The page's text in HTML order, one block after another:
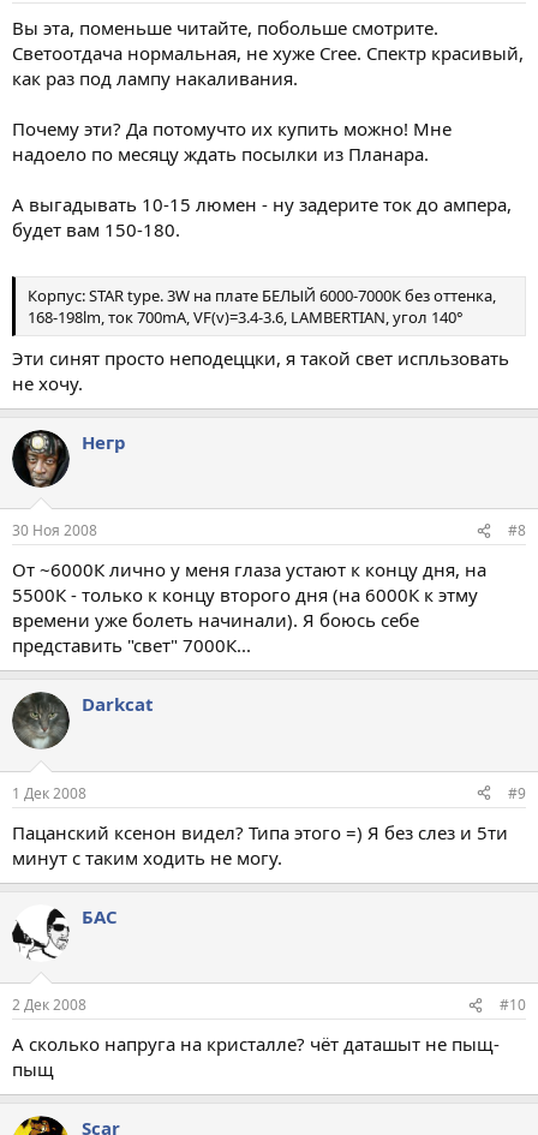
Вы эта, поменьше читайте, побольше смотрите.
Светоотдача нормальная, не хуже Cree. Спектр красивый,
как раз под лампу накаливания.
Почему эти? Да потомучто их купить можно! Мне
надоело по месяцу ждать посылки из Планара.
А выгадывать 10-15 люмен - ну задерите ток до ампера,
будет вам 150-180.
Корпус: STAR type. 3W на плате БЕЛЫЙ 6000-7000К без оттенка,
168-198lm, ток 700mA, VF(v)=3.4-3.6, LAMBERTIAN, угол 140°
Эти синят просто неподеццки, я такой свет испльзовать
не хочу.
Негр
30 Ноя 2008 #8
От ~6000К лично у меня глаза устают к концу дня, на
5500К - только к концу второго дня (на 6000К к этму
времени уже болеть начинали). Я боюсь себе
представить "свет" 7000К...
Darkcat
1 Дек 2008 #9
Пацанский ксенон видел? Типа этого =) Я без слез и 5ти
минут с таким ходить не могу.
БАС
2 Дек 2008 #10
А сколько напруга на кристалле? чёт даташыт не пыщ-
пыщ
Scar